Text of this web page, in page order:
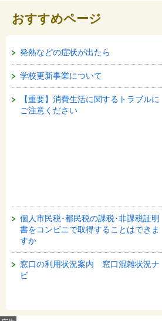
おすすめページ
発熱などの症状が出たら
学校更新事業について
【重要】消費生活に関するトラブルに
ご注意ください
個人市民税･都民税の課税･非課税証明
書をコンビニで取得することはできま
すか
窓口の利用状況案内 窓口混雑状況ナ
ビ